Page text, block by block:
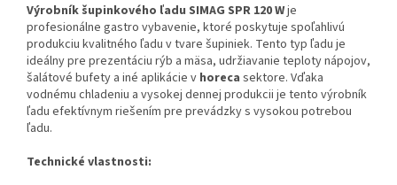
Výrobník šupinkového ľadu SIMAG SPR 120 Wje
profesionálne gastro vybavenie, ktoré poskytuje spoľahlivú
produkciu kvalitného ľadu v tvare šupiniek. Tento typ ľadu je
ideálny pre prezentáciu rýb a mäsa, udržiavanie teploty nápojov,
šalátové bufety a iné aplikácie v horeca sektore. Vďaka
vodnému chladeniu a vysokej dennej produkcii je tento výrobník
ľadu efektívnym riešením pre prevádzky s vysokou potrebou
ľadu.
Technické vlastnosti: